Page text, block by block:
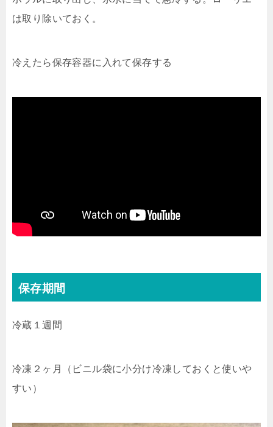
は取り除いておく。
冷えたら保存容器に入れて保存する
保存期間
冷蔵１週間
冷凍２ヶ月（ビニル袋に小分け冷凍しておくと使いや
すい）